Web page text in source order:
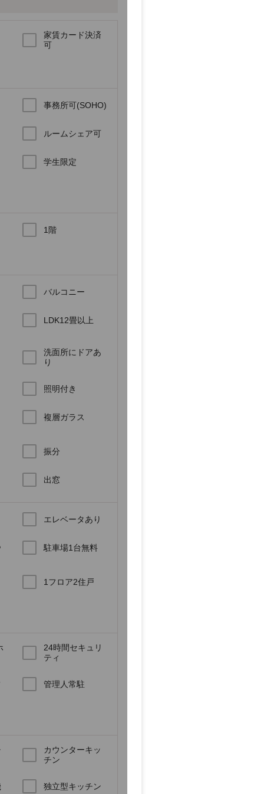
家賃カード決済
可
事務所可(SOHO)
ルームシェア可
学生限定
1階
バルコニー
LDK12畳以上
洗面所にドアあ
り
照明付き
複層ガラス
振分
出窓
エレベータあり
駐車場1台無料
1フロア2住戸
24時間セキュリ
ティ
管理人常駐
カウンターキッ
チン
独立型キッチン